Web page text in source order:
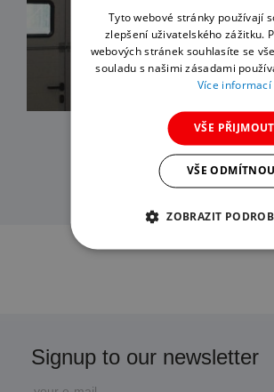
Message for us
Upload your
Souhlasím sezpracováním údajů
Signup to our newsletter
Tyto webové stránky používají
zlepšení uživatelského zážitku.
webových stránek souhlasíte se
souladu s našimi zásadami
Více informací
VŠE PŘIJMOUT
VŠE
ZOBRAZIT